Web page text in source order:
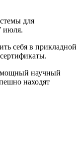
для
июля.
себя в прикладной
мощный научный
находят